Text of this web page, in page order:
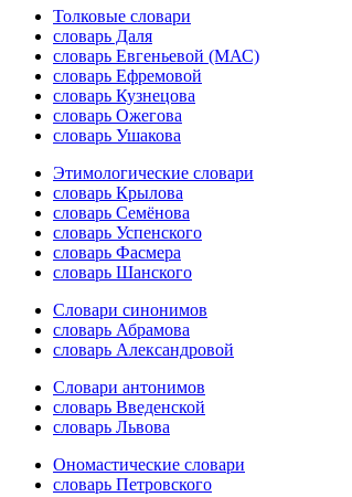
Толковые словари
словарь Даля
словарь Евгеньевой (МАС)
словарь Ефремовой
словарь Кузнецова
словарь Ожегова
словарь Ушакова
Этимологические словари
словарь Крылова
словарь Семёнова
словарь Успенского
словарь Фасмера
словарь Шанского
Словари синонимов
словарь Абрамова
словарь Александровой
Словари антонимов
словарь Введенской
словарь Львова
Ономастические словари
словарь Петровского